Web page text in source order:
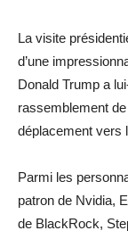
La visite
d’une
Donald Trump a
rassemblement
déplacement vers
Parmi les
patron de Nvidia,
de BlackRock,